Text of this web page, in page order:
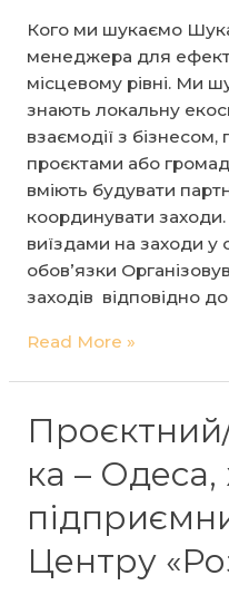
Кого ми шукаємо
менеджера для
місцевому рівні. Ми
знають локальну
взаємодії з
проєктами або
вміють будувати
координувати
виїздами на заходи у
обов’язки
заходів відповідно
Проєктний/
ка
–
Чернігів,
жіноче
підприємництво
до
Центру
Read More »
ка – Одеса,
Центру